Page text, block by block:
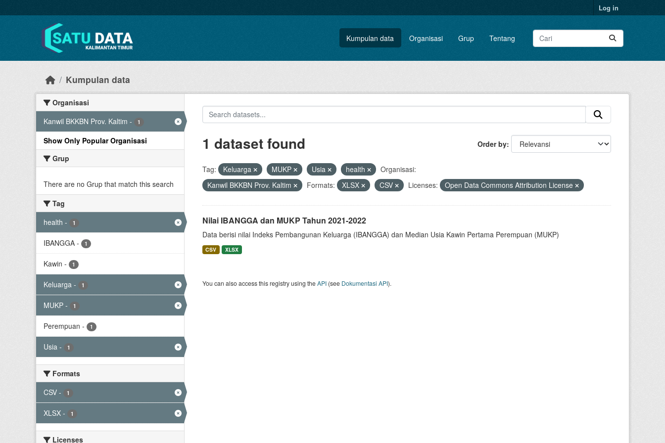
Log in
Kumpulan data Organisasi Grup Tentang
Kumpulan data
Organisasi
Kanwil BKKBN Prov. Kaltim - 1
Show Only Popular Organisasi
Grup
There are no Grup that match this search
Tag
health - 1
IBANGGA - 1
Kawin - 1
Keluarga - 1
MUKP - 1
Perempuan - 1
Usia - 1
Formats
CSV - 1
XLSX - 1
Licenses
Order by
1 dataset found
Tag: Keluarga MUKP Usia health
Organisasi:
Kanwil BKKBN Prov. Kaltim
Formats: XLSX CSV Licenses: Open Data Commons Attribution License
Nilai IBANGGA dan MUKP Tahun 2021-2022
Data berisi nilai Indeks Pembangunan Keluarga (IBANGGA) dan Median Usia Kawin Pertama Perempuan (MUKP)
CSV XLSX
You can also access this registry using theAPI(see Dokumentasi API).